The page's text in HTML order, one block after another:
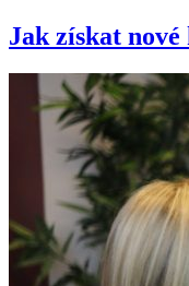
Jak získat